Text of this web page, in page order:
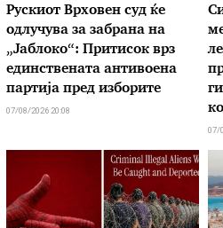
Рускиот Врховен суд ќе
одлучува за забрана на
„Јаблоко“: Притисок врз
единствената антивоена
партија пред изборите
07/08/2026 20:08
07/